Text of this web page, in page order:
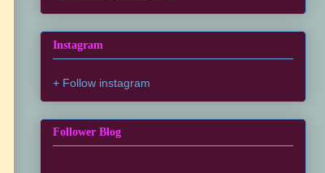
Instagram
+ Follow instagram
Follower Blog